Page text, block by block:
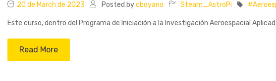
20 de March de 2023 Posted bycboyano Steam_AstroPi
Este curso, dentro del Programa de Iniciación a la Investigación Aeroespacial
Read More